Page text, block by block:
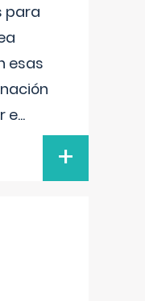
para
esas
e...
+